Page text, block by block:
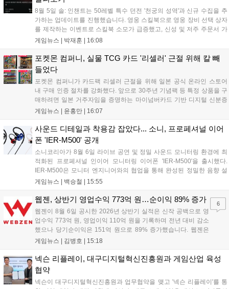
8월 5일 솔: 인챈트는 50레벨 특수 던전 '천궁의 성역'과 신규 수집을 추
가하는 업데이트를 진행했습니다. 영웅 스킬북으로 영웅 장비 선택 상자
를 제작하는 이벤트로 스킬북 소모가 급증했고, 신성 및 저주 주문서 가
격은 소폭 상승했습니다. 나인 코어 시세는 보합세를 유지 중이며, 신의
수요는 늘었으나 일반 재료는 현상을 유지하고 있으며, 영웅 등급 장비
와 무기는 서버별로 등락을 보이고 있습니다....
게임뉴스 | 박재훈 | 16:08
포켓몬 컴퍼니, 실물 TCG 카드 '리셀러' 근절 위해 칼 빼
들었다
포켓몬 컴퍼니가 카드팩 리셀러 근절을 위해 일본 공식 온라인 스토어
내 구매 인증 절차를 강화했다. 앞으로 30주년 기념팩 등 특정 상품을 구
매하려면 일본 거주자임을 증명하는 마이넘버카드 기반 디지털 신분증
이 필수다. 해당 상품들은 온라인 추첨제로만 판매되며, 이번 조치는 과
러한 정책이 시장 물량 안정화에 어떤 영향을 미칠지 업계의 이목이 쏠
리고 있다....
게임뉴스 | 윤홍만 | 16:07
사운드 디테일과 착용감 잡았다... 소니, 프로페셔널 이어
폰 'IER-M500' 공개
소니코리아가 8월 6일 라이브 공연 및 정밀 사운드 모니터링 환경에 최
적화된 프로페셔널 인이어 모니터링 이어폰 'IER-M500'을 출시했다.
IER-M500은 모니터 엔지니어와의 협업을 통해 완성된 정밀한 음향 설
계와 뛰어난 수동 차음 성능을 갖춰, 외부 소음이 많은 환경에서도 디테
피팅 서포터를 적용해 장시간 착용 시에도 안정적이고 편안한 환경을 제
공한다....
게임뉴스 | 백승철 | 15:55
웹젠, 상반기 영업수익 773억 원…순이익 89% 증가
웹젠이 8월 6일 공시한 2026년 상반기 실적은 신작 공백으로 영
업수익 773억 원, 영업이익 110억 원을 기록하며 전년 대비 감소
했으나 당기순이익은 151억 원으로 89% 증가했습니다. 웹젠은
하반기부터 신작 공세를 예고하며 전략게임 '프로젝트 D1'의 정보
또한 '테르비스'는 일본 코미케에 출품하며 해외 시장 공략을 강화
합니다. 김태영 대표는 내년 신작 출시를 위해 하반기 적극적인
사업 일정을 추진하고 주주가치 제고에 힘쓰겠다고 밝혔습니
다....
게임뉴스 | 김병호 | 15:18
6
넥슨 리플레이, 대구디지털혁신진흥원과 게임산업 육성
협약
넥슨이 대구디지털혁신진흥원과 업무협약을 맺고 '넥슨 리플레이'를 통